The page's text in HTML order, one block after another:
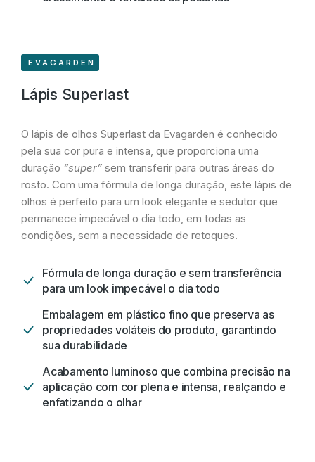
EVAGARDEN
Lápis Superlast
O lápis de olhos Superlast da Evagarden é conhecido
pela sua cor pura e intensa, que proporciona uma
duração “super” sem transferir para outras áreas do
rosto. Com uma fórmula de longa duração, este lápis de
olhos é perfeito para um look elegante e sedutor que
permanece impecável o dia todo, em todas as
condições, sem a necessidade de retoques.
Fórmula de longa duração e sem transferência
para um look impecável o dia todo
Embalagem em plástico fino que preserva as
propriedades voláteis do produto, garantindo
sua durabilidade
Acabamento luminoso que combina precisão na
aplicação com cor plena e intensa, realçando e
enfatizando o olhar